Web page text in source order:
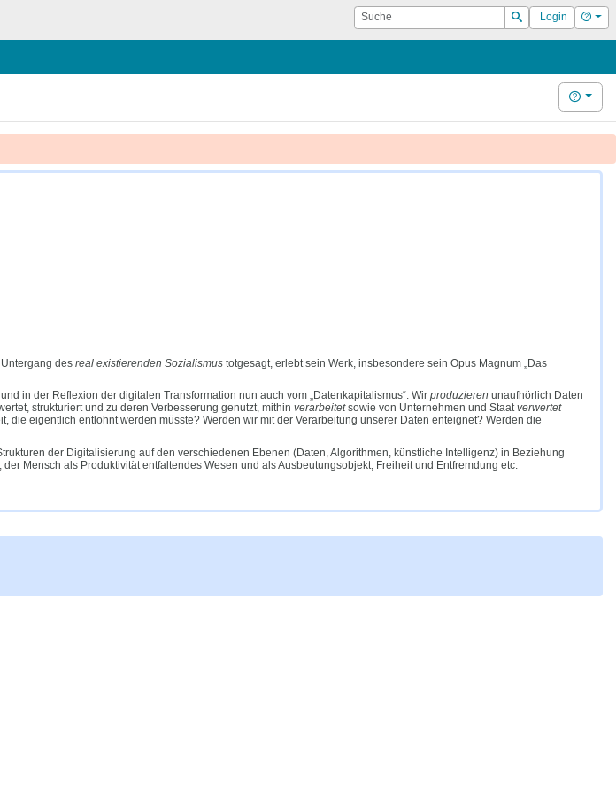
Suche
Suchen
Login Hilfe
Hilfe
des real existierenden Sozialismustotgesagt, erlebt sein Werk, insbesondere sein Opus Magnum „Das
in der Reflexion der digitalen Transformation nun auch vom „Datenkapitalismus“. Wir produzieren unaufhörlich Daten
strukturiert und zu deren Verbesserung genutzt, mithin verarbeitetsowie von Unternehmen und Staatverwertet
die eigentlich entlohnt werden müsste? Werden wir mit der Verarbeitung unserer Daten enteignet? Werden die
der Digitalisierung auf den verschiedenen Ebenen (Daten, Algorithmen, künstliche Intelligenz) in Beziehung
Mensch als Produktivität entfaltendes Wesen und als Ausbeutungsobjekt, Freiheit und Entfremdung etc.